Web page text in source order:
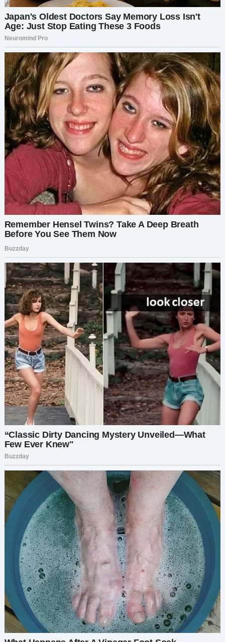
его лице, но он просто стоял, замерший, его
губы слегка приоткрыты.
«О чём она говорит?» — прошептала я.
«Я… Я не знаю, кто она», — запинаясь, ответил
он, делая шаг назад. Его глаза метались по
церкви, словно он искал выход.
Лицо девочки исказилось от боли, её глаза
наполнились слезами.
«Ты лжёшь!» — закричала она, сжав маленькие
кулачки. «Ты обещал больше не лгать!»
«Уйди, девочка», — голос Лёши дрожал от
паники и отчаяния. «Я тебя не знаю».
«Ты лжёшь! Ты мой папа!» — закричала она.
По залу прокатилась волна удивлённых
возгласов. Моё дыхание участилось, мысли
хаотично крутились в голове. Но прежде чем я
успела что-либо сказать, двери снова
скрипнули.
Вошла пожилая женщина, держа на руках
маленького светловолосого мальчика. Её лицо,
испещрённое морщинами, выражало горе и
гнев, а глаза сверкали яростью.
Её взгляд остановился на Лёше,
проигнорировав всех остальных, включая
меня.
«Лёша, ты правда думал, что сможешь вечно
убегать от прошлого? Ты совсем не
изменился», — холодно произнесла она, каждое
слово было пропитано болью и яростью.
Лёша, охваченный паникой, выпалил:
«Уходите! Я вас не знаю и не понимаю, о чём вы
говорите!»
Женщина не обратила внимания на его слова и
медленно двинулась к нам по проходу. Мальчик
на её руках дёргал её за жемчужное ожерелье,
а девочка подбежала к ней и спрятала лицо в
её юбке.